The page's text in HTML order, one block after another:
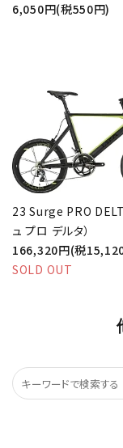
6,050円(税550円)
23 Surge PRO
ュ プロ デルタ）
166,320円(税
SOLD OUT